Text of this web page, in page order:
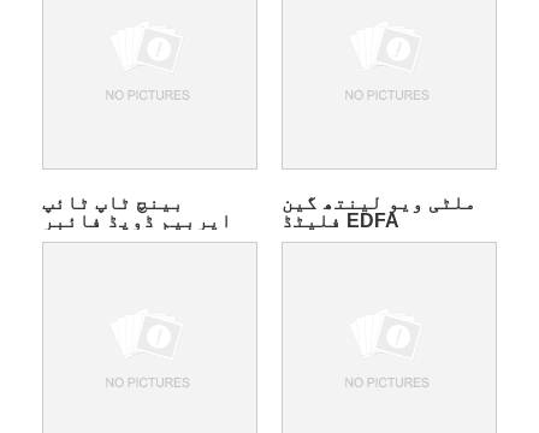
بینچ ٹاپ ٹائپ
ایربیم ڈوپڈ فائبر
ان لائن ایمپلیفائر
ملٹی ویو لینتھ گین
فلیٹڈ EDFA
یمپلیفائر